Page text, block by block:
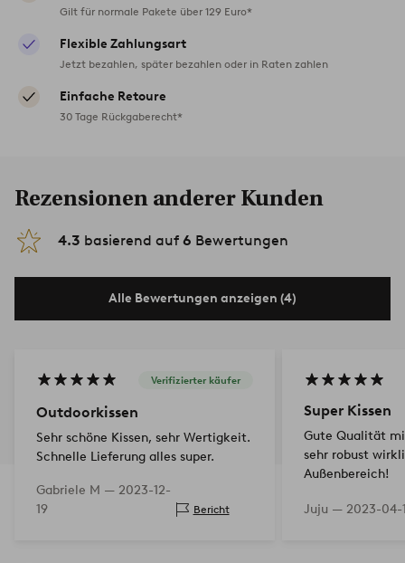
Gilt für normale Pakete über 129 Euro*
Flexible Zahlungsart
Jetzt bezahlen, später bezahlen oder in Raten zahlen
Einfache Retoure
30 Tage Rückgaberecht*
Rezensionen anderer Kunden
4.3 basierend auf 6 Bewertungen
Alle Bewertungen anzeigen (4)
Verifizierter käufer
Outdoorkissen
Sehr schöne Kissen, sehr Wertigkeit.
Schnelle Lieferung alles super.
Gabriele M — 2023-12-
19
Bericht
Super Kissen
Gute Qualität
sehr robust wirklich gut für den
Außenbereich!
Juju — 2023-04-